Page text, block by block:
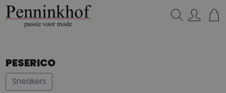
PESERICO
Sneakers